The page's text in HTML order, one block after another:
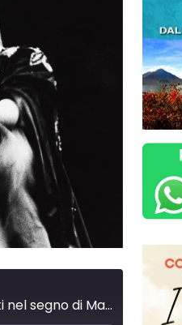
" Vestali del Silenzio": L’8 marzo del Politecnico delle Arti nel segno di Maria Callas